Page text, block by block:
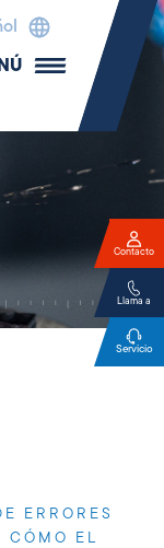
ERRORES
CÓMO EL
Contacto
Llama a
Servicio